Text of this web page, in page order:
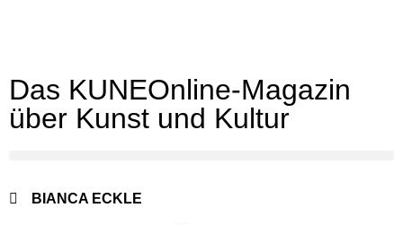
Das KUNEOnline-Magazin
über Kunst und Kultur
BIANCA ECKLE